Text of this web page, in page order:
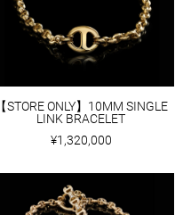
【STORE ONLY】10MM SINGLE
LINK BRACELET
¥1,320,000